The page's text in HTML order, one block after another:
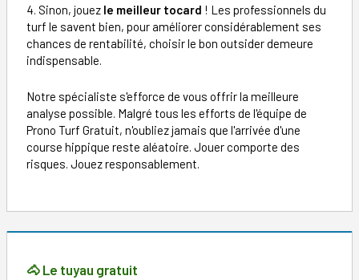
4. Sinon, jouez le meilleur tocard ! Les professionnels du
turf le savent bien, pour améliorer considérablement ses
chances de rentabilité, choisir le bon outsider demeure
indispensable.
Notre spécialiste s'efforce de vous offrir la meilleure
analyse possible. Malgré tous les efforts de l'équipe de
Prono Turf Gratuit, n'oubliez jamais que l'arrivée d'une
course hippique reste aléatoire. Jouer comporte des
risques. Jouez responsablement.
🐴 Le tuyau gratuit